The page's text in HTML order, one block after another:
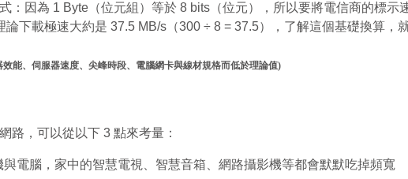
：因為 1 Byte（位元組）等於 8 bits（位元），所以要將電信商的標示
下載極速大約是 37.5 MB/s（300 ÷ 8 = 37.5），了解這個基礎換算，
能、伺服器速度、尖峰時段、電腦網卡與線材規格而低於理論值)
路，可以從以下 3 點來考量：
與電腦，家中的智慧電視、智慧音箱、網路攝影機等都會默默吃掉頻寬